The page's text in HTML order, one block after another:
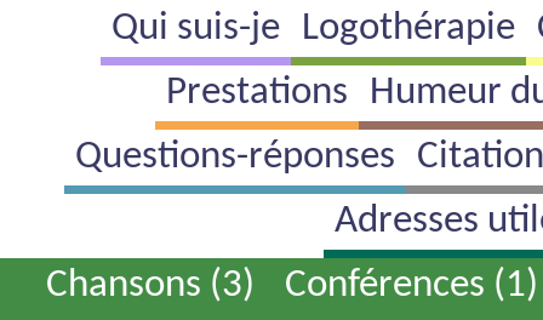
Qui suis-je Logothérapie
Prestations
Humeur
Questions-réponses
Adresses
Chansons (3)
Conférences (1)